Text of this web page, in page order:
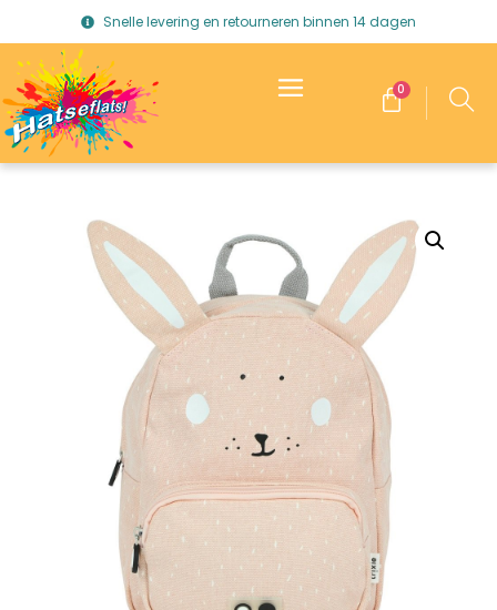
Snelle levering en retourneren binnen 14 dagen
0